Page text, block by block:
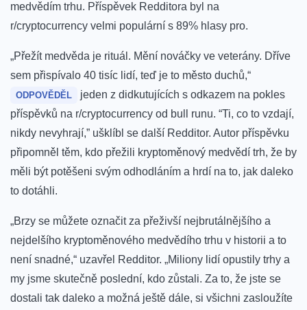
medvědím trhu. Příspěvek Redditora byl na
r/cryptocurrency velmi populární s 89% hlasy pro.
„Přežít medvěda je rituál. Mění nováčky ve veterány. Dříve
sem přispívalo 40 tisíc lidí, teď je to město duchů,“
ODPOVĚDĚL
jeden z didkutujících s odkazem na pokles
příspěvků na r/cryptocurrency od bull runu. “Ti, co to vzdají,
nikdy nevyhrají,” ušklíbl se další Redditor. Autor příspěvku
připomněl těm, kdo přežili kryptoměnový medvědí trh, že by
měli být potěšeni svým odhodláním a hrdí na to, jak daleko
to dotáhli.
„Brzy se můžete označit za přeživší nejbrutálnějšího a
nejdelšího kryptoměnového medvědího trhu v historii a to
není snadné,“ uzavřel Redditor. „Miliony lidí opustily trhy a
my jsme skutečně poslední, kdo zůstali. Za to, že jste se
dostali tak daleko a možná ještě dále, si všichni zasloužíte